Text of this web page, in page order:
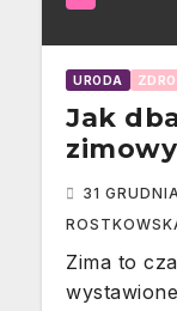
URODA
Jak
31
Zima to